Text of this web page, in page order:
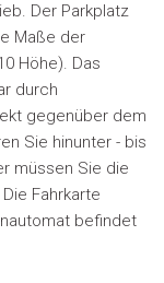
Der Parkplatz
Maße der
Höhe). Das
durch
gegenüber dem
Sie hinunter - bis
müssen Sie die
Fahrkarte
befindet